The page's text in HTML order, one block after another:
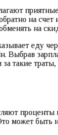
на счет
на
еду
Выбрав
такие траты,
проценты
может быть